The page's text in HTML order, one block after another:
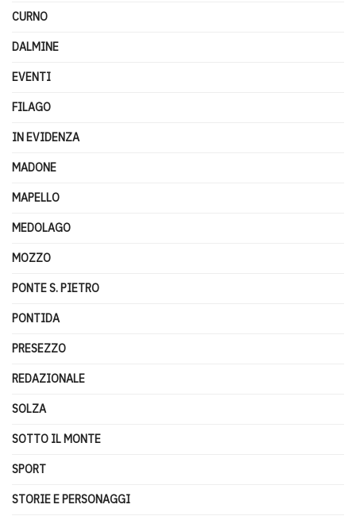
CURNO
DALMINE
EVENTI
FILAGO
IN EVIDENZA
MADONE
MAPELLO
MEDOLAGO
MOZZO
PONTE S. PIETRO
PONTIDA
PRESEZZO
REDAZIONALE
SOLZA
SOTTO IL MONTE
SPORT
STORIE E PERSONAGGI